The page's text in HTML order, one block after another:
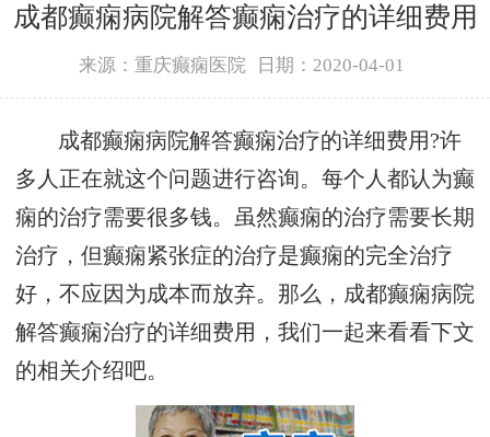
成都癫痫病院解答癫痫治疗的详细费用
来源：重庆癫痫医院 日期：2020-04-01
成都癫痫病院解答癫痫治疗的详细费用?许
多人正在就这个问题进行咨询。每个人都认为癫
痫的治疗需要很多钱。虽然癫痫的治疗需要长期
治疗，但癫痫紧张症的治疗是癫痫的完全治疗
好，不应因为成本而放弃。那么，成都癫痫病院
解答癫痫治疗的详细费用，我们一起来看看下文
的相关介绍吧。